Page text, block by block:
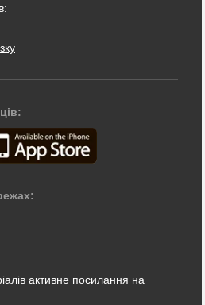
активне посилання на